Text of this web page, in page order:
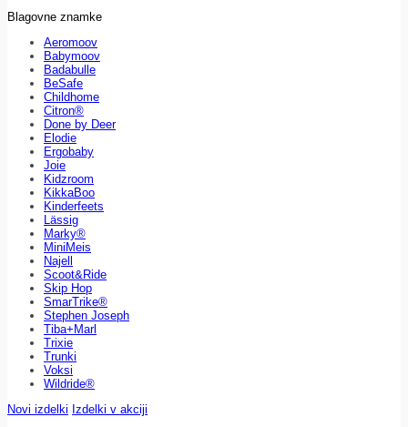
Blagovne znamke
Aeromoov
Babymoov
Badabulle
BeSafe
Childhome
Citron®
Done by Deer
Elodie
Ergobaby
Joie
Kidzroom
KikkaBoo
Kinderfeets
Lässig
Marky®
MiniMeis
Najell
Scoot&Ride
Skip Hop
SmarTrike®
Stephen Joseph
Tiba+Marl
Trixie
Trunki
Voksi
Wildride®
Novi izdelki Izdelki v akciji